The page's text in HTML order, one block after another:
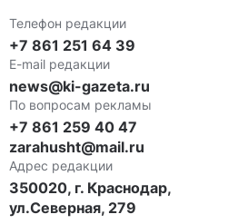
Телефон редакции
+7 861 251 64 39
E-mail редакции
news@ki-gazeta.ru
По вопросам рекламы
+7 861 259 40 47
zarahusht@mail.ru
Адрес редакции
350020, г. Краснодар,
ул.Северная, 279